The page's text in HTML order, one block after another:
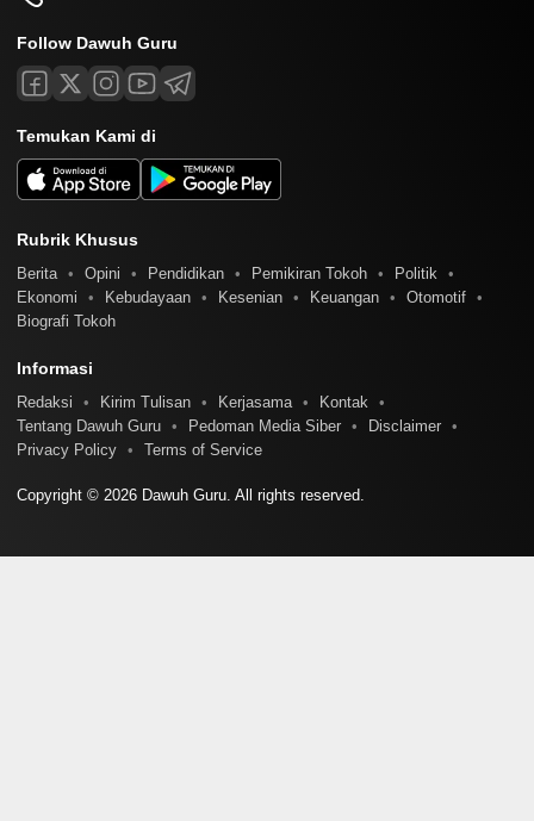
Follow Dawuh Guru
Temukan Kami di
Rubrik Khusus
Berita Opini Pendidikan Pemikiran Tokoh
Politik
Ekonomi
Kebudayaan Kesenian Keuangan
Otomotif
Biografi Tokoh
Informasi
Redaksi Kirim Tulisan Kerjasama
Kontak
Tentang Dawuh Guru
Pedoman Media Siber
Disclaimer
Privacy Policy
Terms of Service
Copyright © 2026 Dawuh Guru. All rights reserved.